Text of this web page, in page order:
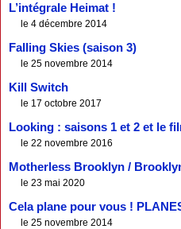
L’intégrale Heimat !
le 4 décembre 2014
Falling Skies (saison 3)
le 25 novembre 2014
Kill Switch
le 17 octobre 2017
Looking : saisons 1 et 2 et le
le 22 novembre 2016
Motherless Brooklyn /
le 23 mai 2020
Cela plane pour vous !
le 25 novembre 2014